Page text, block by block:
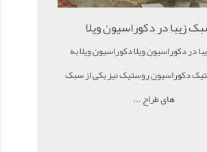
در دکوراسیون ویلا دکوراسیون ویلا به
دکوراسیون روستیک نیز یکی از سبک
های طراح ...